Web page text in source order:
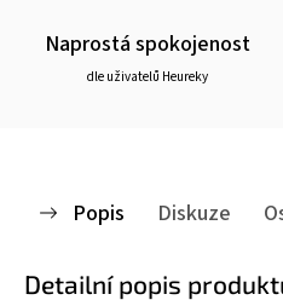
Naprostá spokojenost
dle uživatelů Heureky
Popis Diskuze
Detailní popis